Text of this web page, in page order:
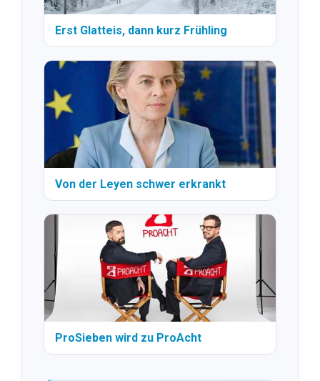
Erst Glatteis, dann kurz Frühling
Von der Leyen schwer erkrankt
ProSieben wird zu ProAcht